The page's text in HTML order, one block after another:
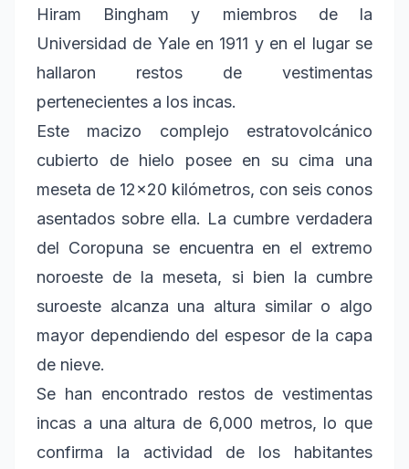
Hiram Bingham y miembros de la
Universidad de Yale en 1911 y en el lugar se
hallaron restos de vestimentas
pertenecientes a los incas.
Este macizo complejo estratovolcánico
cubierto de hielo posee en su cima una
meseta de 12x20 kilómetros, con seis conos
asentados sobre ella. La cumbre verdadera
del Coropuna se encuentra en el extremo
noroeste de la meseta, si bien la cumbre
suroeste alcanza una altura similar o algo
mayor dependiendo del espesor de la capa
de nieve.
Se han encontrado restos de vestimentas
incas a una altura de 6,000 metros, lo que
confirma la actividad de los habitantes